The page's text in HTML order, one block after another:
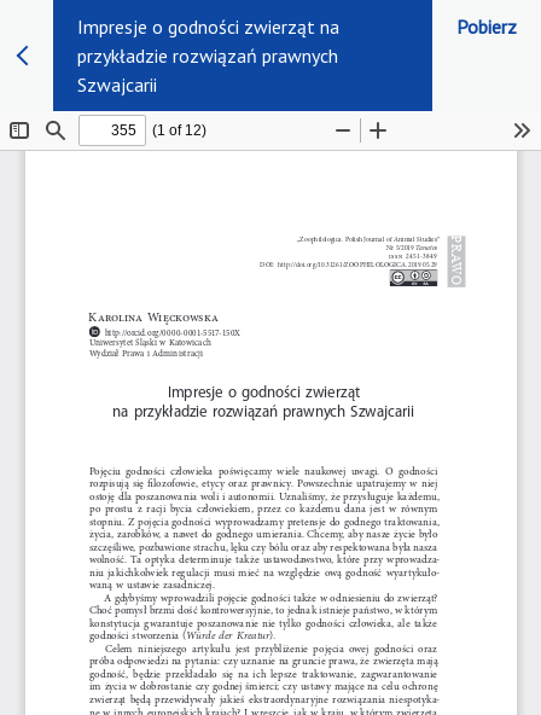
Impresje o godności zwierząt na
przykładzie rozwiązań prawnych
Szwajcarii
Pobierz